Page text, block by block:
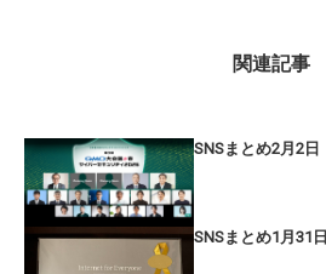
関連記事
SNSまとめ2月2日
SNSまとめ1月31日